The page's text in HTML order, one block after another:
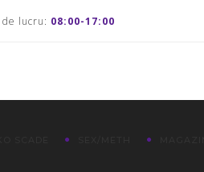
lucru: 08:00-17:00